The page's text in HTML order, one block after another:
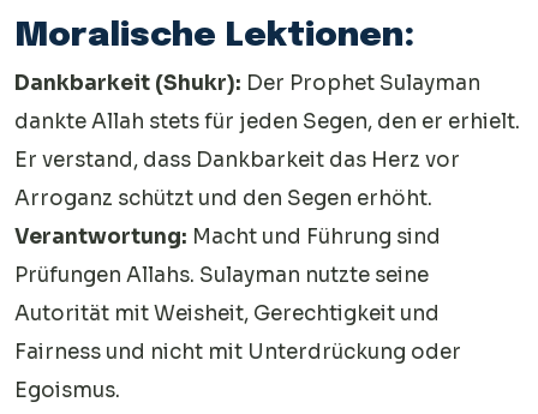
Moralische Lektionen:
Dankbarkeit (Shukr): Der Prophet Sulayman
dankte Allah stets für jeden Segen, den er erhielt.
Er verstand, dass Dankbarkeit das Herz vor
Arroganz schützt und den Segen erhöht.
Verantwortung: Macht und Führung sind
Prüfungen Allahs. Sulayman nutzte seine
Autorität mit Weisheit, Gerechtigkeit und
Fairness und nicht mit Unterdrückung oder
Egoismus.